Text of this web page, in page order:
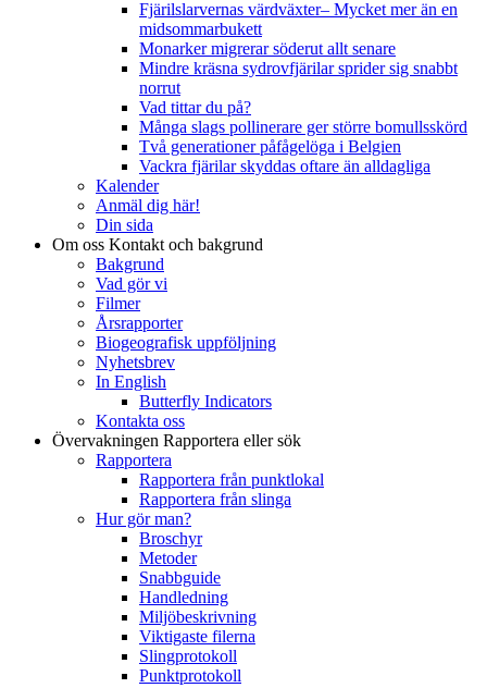
Fjärilslarvernas värdväxter– Mycket mer än en
midsommarbukett
Monarker migrerar söderut allt senare
Mindre kräsna sydrovfjärilar sprider sig snabbt
norrut
Vad tittar du på?
Många slags pollinerare ger större bomullsskörd
Två generationer påfågelöga i Belgien
Vackra fjärilar skyddas oftare än alldagliga
Kalender
Anmäl dig här!
Din sida
Om oss Kontakt och bakgrund
Bakgrund
Vad gör vi
Filmer
Årsrapporter
Biogeografisk uppföljning
Nyhetsbrev
In English
Butterfly Indicators
Kontakta oss
Övervakningen Rapportera eller sök
Rapportera
Rapportera från punktlokal
Rapportera från slinga
Hur gör man?
Broschyr
Metoder
Snabbguide
Handledning
Miljöbeskrivning
Viktigaste filerna
Slingprotokoll
Punktprotokoll